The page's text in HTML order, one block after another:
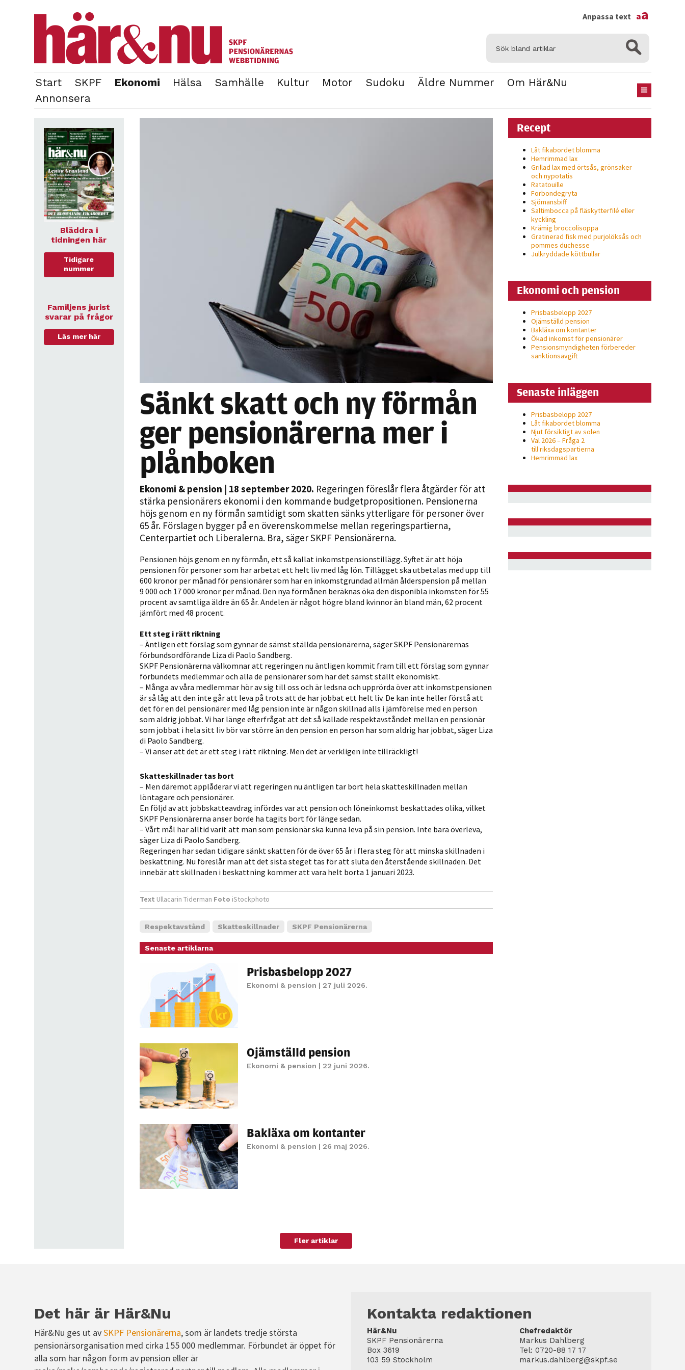
Start SKPF Ekonomi Hälsa Samhälle Kultur Motor Sudoku Äldre Nummer
Om Här&Nu
Annonsera
OM REDAKTIONEN
Anpassa text aa
Sänkt skatt och ny förmån
ger pensionärerna mer i
plånboken
Ekonomi & pension | 18 september 2020. Regeringen föreslår flera åtgärder för att
stärka pensionärers ekonomi i den kommande budgetpropositionen. Pensionerna
höjs genom en ny förmån samtidigt som skatten sänks ytterligare för personer över
65 år. Förslagen bygger på en överenskommelse mellan regeringspartierna,
Centerpartiet och Liberalerna. Bra, säger SKPF Pensionärerna.
Pensionen höjs genom en ny förmån, ett så kallat inkomstpensionstillägg. Syftet är att höja
pensionen för personer som har arbetat ett helt liv med låg lön. Tillägget ska utbetalas med upp till
600 kronor per månad för pensionärer som har en inkomstgrundad allmän ålderspension på mellan
9 000 och 17 000 kronor per månad. Den nya förmånen beräknas öka den disponibla inkomsten för 55
procent av samtliga äldre än 65 år. Andelen är något högre bland kvinnor än bland män, 62 procent
jämfört med 48 procent.
Ett steg i rätt riktning
– Äntligen ett förslag som gynnar de sämst ställda pensionärerna, säger SKPF Pensionärernas
förbundsordförande Liza di Paolo Sandberg.
SKPF Pensionärerna välkomnar att regeringen nu äntligen kommit fram till ett förslag som gynnar
förbundets medlemmar och alla de pensionärer som har det sämst ställt ekonomiskt.
– Många av våra medlemmar hör av sig till oss och är ledsna och upprörda över att inkomstpensionen
är så låg att den inte går att leva på trots att de har jobbat ett helt liv. De kan inte heller förstå att
det för en del pensionärer med låg pension inte är någon skillnad alls i jämförelse med en person
som aldrig jobbat. Vi har länge efterfrågat att det så kallade respektavståndet mellan en pensionär
som jobbat i hela sitt liv bör var större än den pension en person har som aldrig har jobbat, säger Liza
di Paolo Sandberg.
– Vi anser att det är ett steg i rätt riktning. Men det är verkligen inte tillräckligt!
Skatteskillnader tas bort
– Men däremot applåderar vi att regeringen nu äntligen tar bort hela skatteskillnaden mellan
löntagare och pensionärer.
En följd av att jobbskatteavdrag infördes var att pension och löneinkomst beskattades olika, vilket
SKPF Pensionärerna anser borde ha tagits bort för länge sedan.
– Vårt mål har alltid varit att man som pensionär ska kunna leva på sin pension. Inte bara överleva,
säger Liza di Paolo Sandberg.
Regeringen har sedan tidigare sänkt skatten för de över 65 år i flera steg för att minska skillnaden i
beskattning. Nu föreslår man att det sista steget tas för att sluta den återstående skillnaden. Det
innebär att skillnaden i beskattning kommer att vara helt borta 1 januari 2023.
Text Ullacarin Tiderman Foto iStockphoto
Respektavstånd Skatteskillnader SKPF Pensionärerna
Senaste artiklarna
Prisbasbelopp 2027
Ekonomi & pension | 27 juli 2026.
Ojämställd pension
Ekonomi & pension | 22 juni 2026.
Bakläxa om kontanter
Ekonomi & pension | 26 maj 2026.
Fler artiklar
Bläddra i
tidningen här
Tidigare
nummer
Familjens jurist
svarar på frågor
Läs mer här
Recept
Låt fikabordet blomma
Hemrimmad lax
Grillad lax med örtsås, grönsaker
och nypotatis
Ratatouille
Forbondegryta
Sjömansbiff
Saltimbocca på fläsk­ytterfilé eller
kyckling
Krämig broccolisoppa
Gratinerad fisk med purjolöksås och
pommes duchesse
Julkryddade köttbullar
Ekonomi och pension
Prisbasbelopp 2027
Ojämställd pension
Bakläxa om kontanter
Ökad inkomst för pensionärer
Pensionsmyndigheten förbereder
sanktionsavgift
Senaste inläggen
Prisbasbelopp 2027
Låt fikabordet blomma
Njut försiktigt av solen
Val 2026 – Fråga 2
till riksdagspartierna
Hemrimmad lax
Det här är Här&Nu
Här&Nu ges ut avSKPF Pensionärerna, som är landets tredje största
pensionärsorganisation med cirka 155 000 medlemmar. Förbundet är öppet för
alla som har någon form av pension eller är
Kontakta redaktionen
Här&Nu
SKPF Pensionärerna
Box 3619
103 59 Stockholm
Chefredaktör
Markus Dahlberg
Tel: 0720-88 17 17
markus.dahlberg@skpf.se
Nödvändiga
Dessa kakor
behövs för
att hemsidan
över huvud
taget ska
fungera.
kunna
förbättra
hemsidans
funktionalitet
och
uppbyggnad,
baserat på
hur hemsidan
används.
För att vår
hemsida ska
prestera så
bra som
möjligt under
ditt besök.
Om du nekar
de här
kommer viss
från
Marknadsföring
Genom att dela
med dig av dina
intressen och ditt
chansen att få se